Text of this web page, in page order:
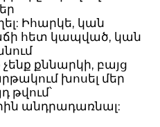
Իհարկե, կան
հետ կապված, կան
քննարկի, բայց
խոսել մեր
թվում՝
անդրադառնալ: